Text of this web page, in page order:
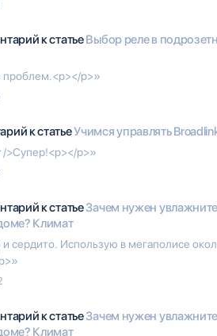
к статьеВыбор реле в
проблем.<p></p>»
к статьеУчимся управлять
>Супер!<p></p>»
к статьеЗачем нужен
Климат
сердито. Использую в мегаполисе
к статьеЗачем нужен
Климат